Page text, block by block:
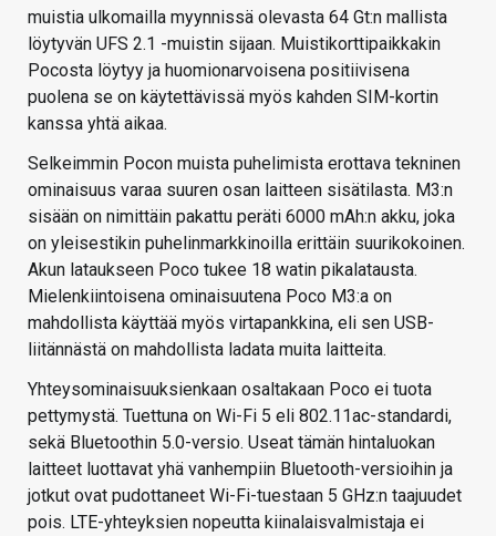
muistia ulkomailla myynnissä olevasta 64 Gt:n mallista
löytyvän UFS 2.1 -muistin sijaan. Muistikorttipaikkakin
Pocosta löytyy ja huomionarvoisena positiivisena
puolena se on käytettävissä myös kahden SIM-kortin
kanssa yhtä aikaa.
Selkeimmin Pocon muista puhelimista erottava tekninen
ominaisuus varaa suuren osan laitteen sisätilasta. M3:n
sisään on nimittäin pakattu peräti 6000 mAh:n akku, joka
on yleisestikin puhelinmarkkinoilla erittäin suurikokoinen.
Akun lataukseen Poco tukee 18 watin pikalatausta.
Mielenkiintoisena ominaisuutena Poco M3:a on
mahdollista käyttää myös virtapankkina, eli sen USB-
liitännästä on mahdollista ladata muita laitteita.
Yhteysominaisuuksienkaan osaltakaan Poco ei tuota
pettymystä. Tuettuna on Wi-Fi 5 eli 802.11ac-standardi,
sekä Bluetoothin 5.0-versio. Useat tämän hintaluokan
laitteet luottavat yhä vanhempiin Bluetooth-versioihin ja
jotkut ovat pudottaneet Wi-Fi-tuestaan 5 GHz:n taajuudet
pois. LTE-yhteyksien nopeutta kiinalaisvalmistaja ei